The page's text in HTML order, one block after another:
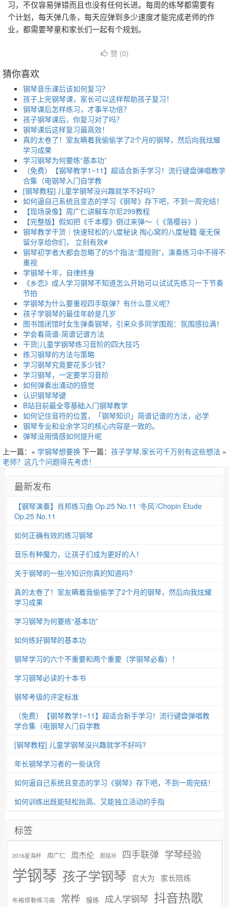
习，不仅容易弹错而且也没有任何长进。每周的练琴都需要有
个计划，每天弹几条，每天应弹到多少速度才能完成老师的作
业，都需要琴童和家长们一起有个规划。
赞 (0)
猜你喜欢
钢琴音乐课后该如何复习？
孩子上完钢琴课，家长可以这样帮助孩子复习！
钢琴课后怎样练习，才事半功倍？
孩子钢琴课后，你复习对了吗？
钢琴课后这样复习最高效！
真的太卷了！室友瞒着我偷偷学了2个月的钢琴，然后向我炫耀
学习成果
学习钢琴为何要练“基本功”
（免费）【钢琴教学1~11】超适合新手学习！流行键盘弹唱教学
合集（电钢琴入门自学教
[钢琴教程] 儿童学钢琴没兴趣就学不好吗?
如何逼自己系统且变态的学习《钢琴》存下吧，不到一周完结！
【现场录像】周广仁讲解车尔尼299教程
【完整版】假如把《千本樱》倒过来弹～（《落樱谷》）
钢琴教学干货｜快速轻松的八度秘诀 掏心窝的八度秘籍 毫无保
留分享给你们， 立刻有效#
钢琴初学者大都会忽略了的5个指法“潜规则”，演奏练习中不得不
重视
学钢琴十年，自律终身
《乡恋》成人学习钢琴不知道怎么开始可以试试先练习一下节奏
节拍
学钢琴为什么要重视四手联弹？有什么意义呢？
孩子学钢琴的最佳年龄是几岁
图书馆闭馆时女生弹奏钢琴，引来众多同学围观：氛围感拉满！
学会看简谱-简谱记谱方法
干货|儿童学钢琴练习音阶的四大技巧
练习钢琴的方法与策略
学习钢琴究竟要花多少钱？
学习钢琴，一定要学习音阶
如何弹奏出涌动的感觉
认识钢琴琴键
B站目前最全零基础入门钢琴教学
如何记住音符的位置，「钢琴知识」简谱记谱的方法，必学
钢琴专业和业余学习的核心内容是一致的。
弹琴没用情感如何提升呢
下一篇： 孩子学琴,家长可千万别有这些想法 »
上一篇：« 学钢琴想要换
老师？这几个问题得先考虑！
最新发布
【钢琴演奏】肖邦练习曲 Op.25 No.11 ‘冬风’/Chopin Etude
Op.25 No.11
如何正确有效的练习钢琴
音乐有种魔力，让孩子们成为更好的人！
关于钢琴的一些冷知识你真的知道吗?
真的太卷了！室友瞒着我偷偷学了2个月的钢琴，然后向我炫耀
学习成果
学习钢琴为何要练“基本功”
如何练好钢琴的基本功
钢琴学习的六个不重要和两个重要（学钢琴必看）！
学习钢琴必读的十本书
钢琴考级的评定标准
（免费）【钢琴教学1~11】超适合新手学习！流行键盘弹唱教
学合集（电钢琴入门自学教
[钢琴教程] 儿童学钢琴没兴趣就学不好吗?
年长钢琴学习者的一些诀窍
如何逼自己系统且变态的学习《钢琴》存下吧，不到一周完结！
如何训练出既能轻松抬高、又能独立活动的手指
标签
2016星海杯 周广仁 周杰伦 周铭孙 四手联弹 学琴经验
学钢琴 孩子学钢琴 官大为 家长陪练
布格缪勒练习曲 常桦 慢练 成人学钢琴 抖音热歌